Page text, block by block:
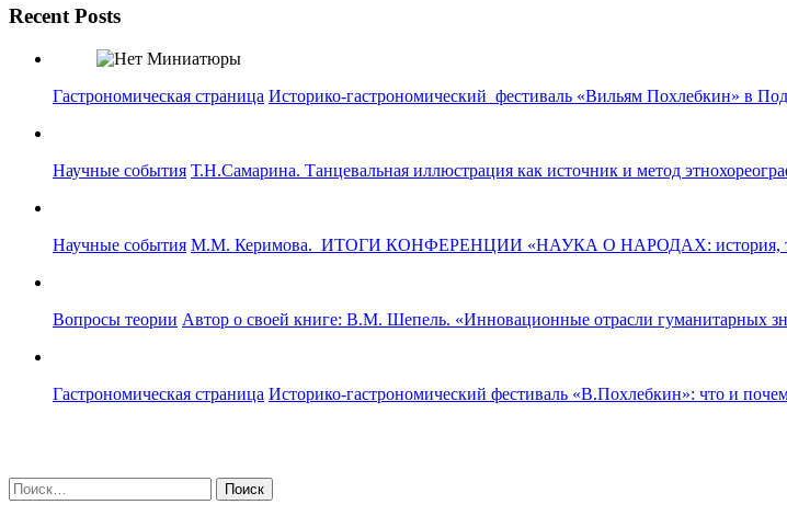
Recent Posts
Гастрономическая страница Историко-гастрономический фестиваль «Вильям Похлебкин» в
Научные события Т.Н.Самарина. Танцевальная иллюстрация как источник и метод
Научные события М.М. Керимова. ИТОГИ КОНФЕРЕНЦИИ «НАУКА О НАРОДАХ: история,
Вопросы теории Автор о своей книге: В.М. Шепель. «Инновационные отрасли гуманитарных
Гастрономическая страница Историко-гастрономический фестиваль «В.Похлебкин»: что и
Найти: